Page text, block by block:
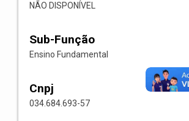
NÃO DISPONÍVEL
Sub-Função
Ensino Fundamental
Cnpj
034.684.693-57